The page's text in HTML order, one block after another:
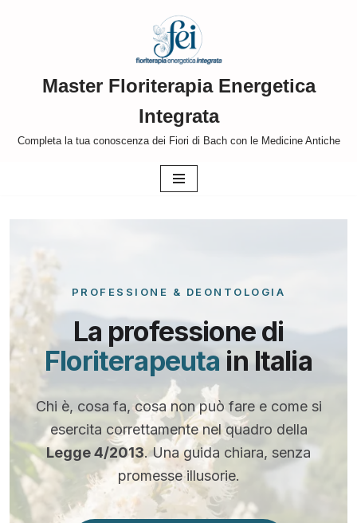
contenutoMaster Floriterapia Energetica
Integrata
Completa la tua conoscenza dei Fiori di Bach con le Medicine Antiche
PROFESSIONE & DEONTOLOGIA
La professione di
Floriterapeuta in Italia
Chi è, cosa fa, cosa non può fare e come si
esercita correttamente nel quadro della
Legge 4/2013. Una guida chiara, senza
promesse illusorie.